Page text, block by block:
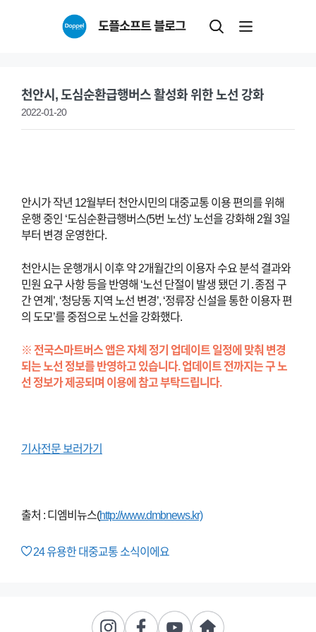
도플소프트 블로그
천안시, 도심순환급행버스 활성화 위한 노선 강화
2022-01-20
안시가 작년 12월부터 천안시민의 대중교통 이용 편의를 위해
운행 중인 ‘도심순환급행버스(5번 노선)’ 노선을 강화해 2월 3일
부터 변경 운영한다.
천안시는 운행개시 이후 약 2개월간의 이용자 수요 분석 결과와
민원 요구 사항 등을 반영해 ‘노선 단절이 발생 됐던 기․종점 구
간 연계’, ‘청당동 지역 노선 변경’, ‘정류장 신설을 통한 이용자 편
의 도모’를 중점으로 노선을 강화했다.
※ 전국스마트버스 앱은 자체 정기 업데이트 일정에 맞춰 변경
되는 노선 정보를 반영하고 있습니다. 업데이트 전까지는 구 노
선 정보가 제공되며 이용에 참고 부탁드립니다.
기사전문 보러가기
출처 : 디엠비뉴스(http://www.dmbnews.kr)
24유용한 대중교통 소식이에요